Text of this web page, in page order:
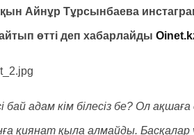
Айнұр Тұрсынбаева
өтті деп хабарлайды
бай адам кім білесіз бе? Ол
қиянат қыла алмайды. Басқалар